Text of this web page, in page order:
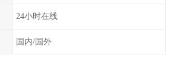
24小时在线
国内/国外